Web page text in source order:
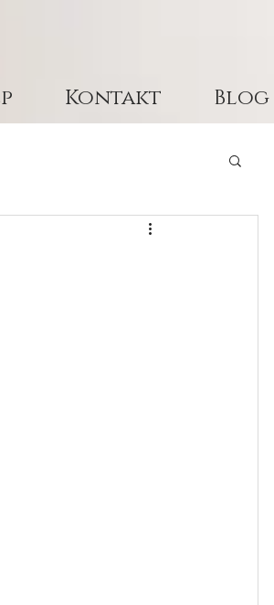
Kontakt Blog